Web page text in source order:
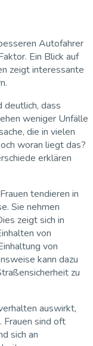
Autofahrer
Ein Blick auf
zeigt interessante
dass
weniger Unfälle
die in vielen
woran liegt das?
erklären
tendieren in
Sie nehmen
zeigt sich in
von
von
kann dazu
zu
auswirkt,
Frauen sind oft
sich an